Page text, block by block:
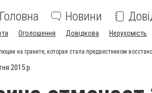
Головна Новини
Оголошення Довідкова Нерухомість
на граните, которая стала предвестником
2015 р.